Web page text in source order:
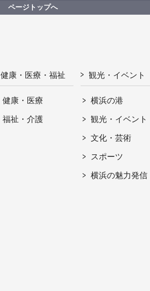
ページトップへ
健康・医療・福祉
健康・医療
福祉・介護
観光・イベント
横浜の港
観光・イベント
文化・芸術
スポーツ
横浜の魅力発信